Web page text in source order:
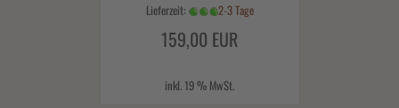
Lieferzeit: 2-3 Tage
159,00 EUR
inkl. 19 % MwSt.